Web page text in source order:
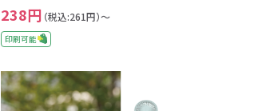
238円 （税込:261円）～
印刷可能